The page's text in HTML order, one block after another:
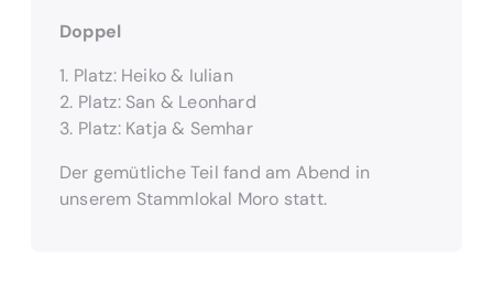
Doppel
1. Platz: Heiko & Iulian
2. Platz: San & Leonhard
3. Platz: Katja & Semhar
Der gemütliche Teil fand am Abend in
unserem Stammlokal Moro statt.